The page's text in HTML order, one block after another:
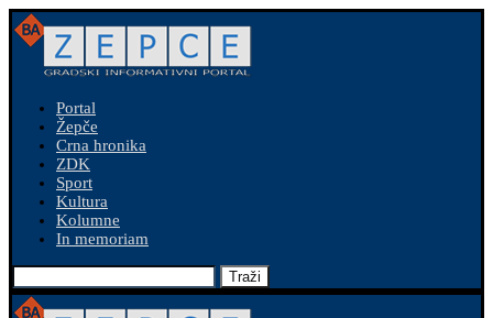
Portal
Žepče
Crna hronika
ZDK
Sport
Kultura
Kolumne
In memoriam
Traži